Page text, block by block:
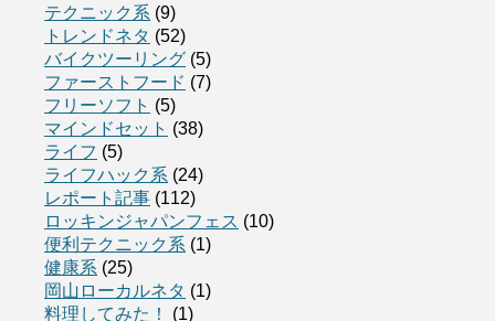
テクニック系 (9)
トレンドネタ (52)
バイクツーリング (5)
ファーストフード (7)
フリーソフト (5)
マインドセット (38)
ライフ (5)
ライフハック系 (24)
レポート記事 (112)
ロッキンジャパンフェス (10)
便利テクニック系 (1)
健康系 (25)
岡山ローカルネタ (1)
料理してみた！
(1)